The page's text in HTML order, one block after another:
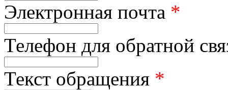
Электронная почта *
Телефон для обратной
Текст обращения *